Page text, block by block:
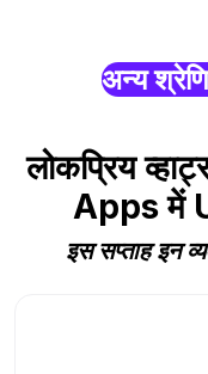
अन्य
लोकप्रिय
Apps में
इस सप्ताह इन